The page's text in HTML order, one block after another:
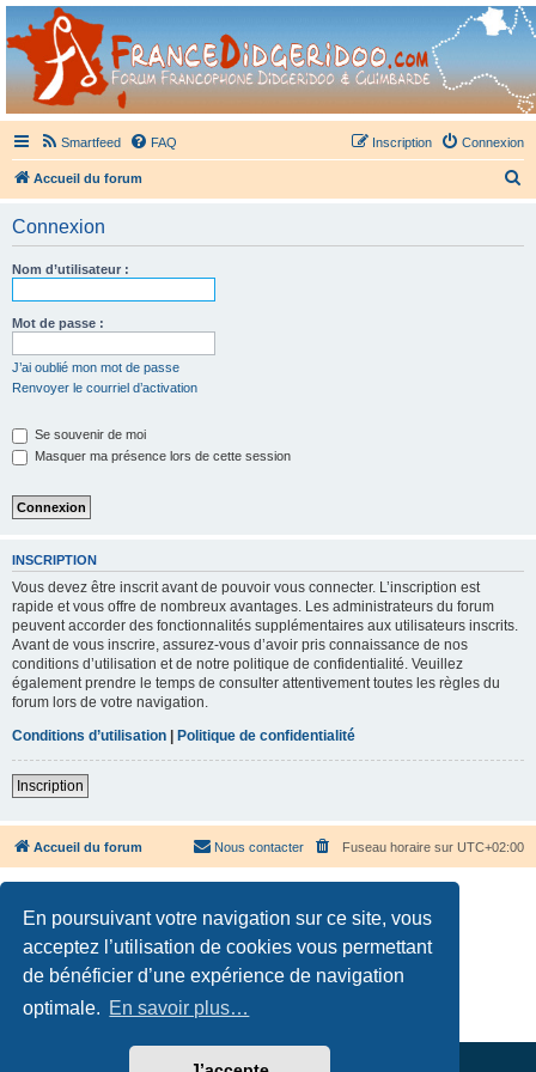
En poursuivant votre navigation sur ce site, vous
acceptez l’utilisation de cookies vous permettant
de bénéficier d’une expérience de navigation
optimale. En savoir plus…
France Didgeridoo
Didgeridoo et Guimbarde sur France Didgeridoo - retrouvez la communauté.
Smartfeed FAQ Connexion
Inscription
Accueil du forum
Connexion
Nom d’utilisateur :
Mot de passe :
J’ai oublié mon mot de passe
Renvoyer le courriel d’activation
Se souvenir de moi
Masquer ma présence lors de cette session
INSCRIPTION
Vous devez être inscrit avant de pouvoir vous connecter. L’inscription est
rapide et vous offre de nombreux avantages. Les administrateurs du forum
peuvent accorder des fonctionnalités supplémentaires aux utilisateurs inscrits.
Avant de vous inscrire, assurez-vous d’avoir pris connaissance de nos
conditions d’utilisation et de notre politique de confidentialité. Veuillez
également prendre le temps de consulter attentivement toutes les règles du
forum lors de votre navigation.
Conditions d’utilisation
Politique de confidentialité
Inscription
Accueil du forum Fuseau horaire sur UTC+02:00
Nous contacter
Développé parphpBB® Forum Software © phpBB Limited
Confidentialité